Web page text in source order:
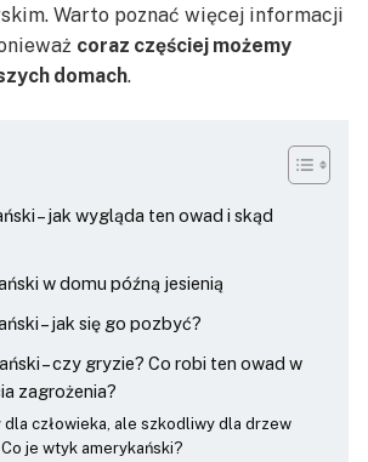
Warto poznać więcej informacji
coraz częściej możemy
domach.
– jak wygląda ten owad i skąd
w domu późną jesienią
– jak się go pozbyć?
– czy gryzie? Co robi ten owad w
zagrożenia?
dla człowieka, ale szkodliwy dla drzew
je wtyk amerykański?